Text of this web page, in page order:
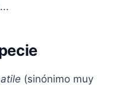
(sinónimo muy